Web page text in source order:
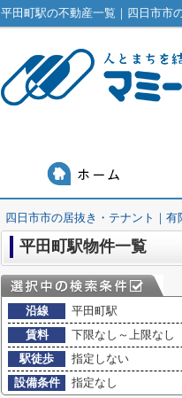
平田町駅の不動産一覧｜四日市市
四日市市の居抜き・テナント｜
平田町駅物件一覧
沿線
平田町駅
賃料
下限なし～上限なし
駅徒歩
指定しない
設備条件
指定なし